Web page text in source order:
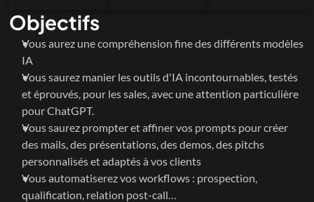
13
vos contrats en un clin d'oeil
Challenge 13
14
Entrainez vos équipes à des situations de ventes
uniques
Challenge 14
Identifiez ce qui bloque vos ventes
Challenge 15
Objectifs
Vous aurez une compréhension fine des différents modèles
IA
Vous saurez manier les outils d'IA incontournables, testés
et éprouvés, pour les sales, avec une attention particulière
pour ChatGPT.
Vous saurez prompter et affiner vos prompts pour créer
des mails, des présentations, des demos, des pitchs
personnalisés et adaptés à vos clients
Vous automatiserez vos workflows : prospection,
qualification, relation post-call…